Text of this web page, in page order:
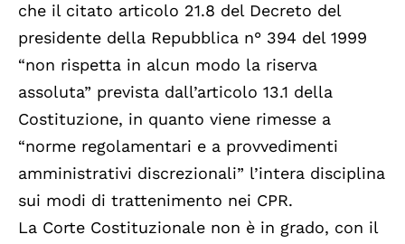
che il citato articolo 21.8 del Decreto del
presidente della Repubblica n° 394 del 1999
“non rispetta in alcun modo la riserva
assoluta” prevista dall’articolo 13.1 della
Costituzione, in quanto viene rimesse a
“norme regolamentari e a provvedimenti
amministrativi discrezionali” l’intera disciplina
sui modi di trattenimento nei CPR.
La Corte Costituzionale non è in grado, con il